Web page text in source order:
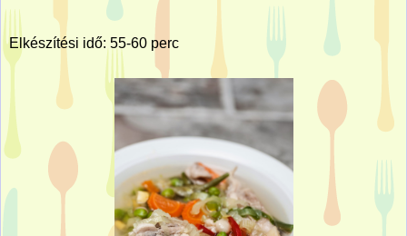
Elkészítési idő: 55-60 perc